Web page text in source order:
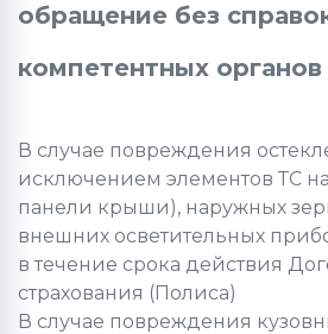
обращение без
компетентных органов
В случае повреждения
исключением элементов ТС
панели крыши), наружных
внешних осветительных
в течение срока действия
страхования (Полиса)
В случае повреждения